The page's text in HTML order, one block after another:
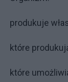
produkuje
które
które